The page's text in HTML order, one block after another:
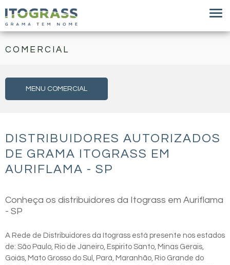
COMERCIAL
MENU COMERCIAL
DISTRIBUIDORES AUTORIZADOS
DE GRAMA ITOGRASS EM
AURIFLAMA - SP
Conheça os distribuidores da Itograss em Auriflama
- SP
A Rede de Distribuidores da Itograss está presente nos estados
de: São Paulo, Rio de Janeiro, Espirito Santo, Minas Gerais,
Goiás, Mato Grosso do Sul, Pará, Maranhão, Rio Grande do